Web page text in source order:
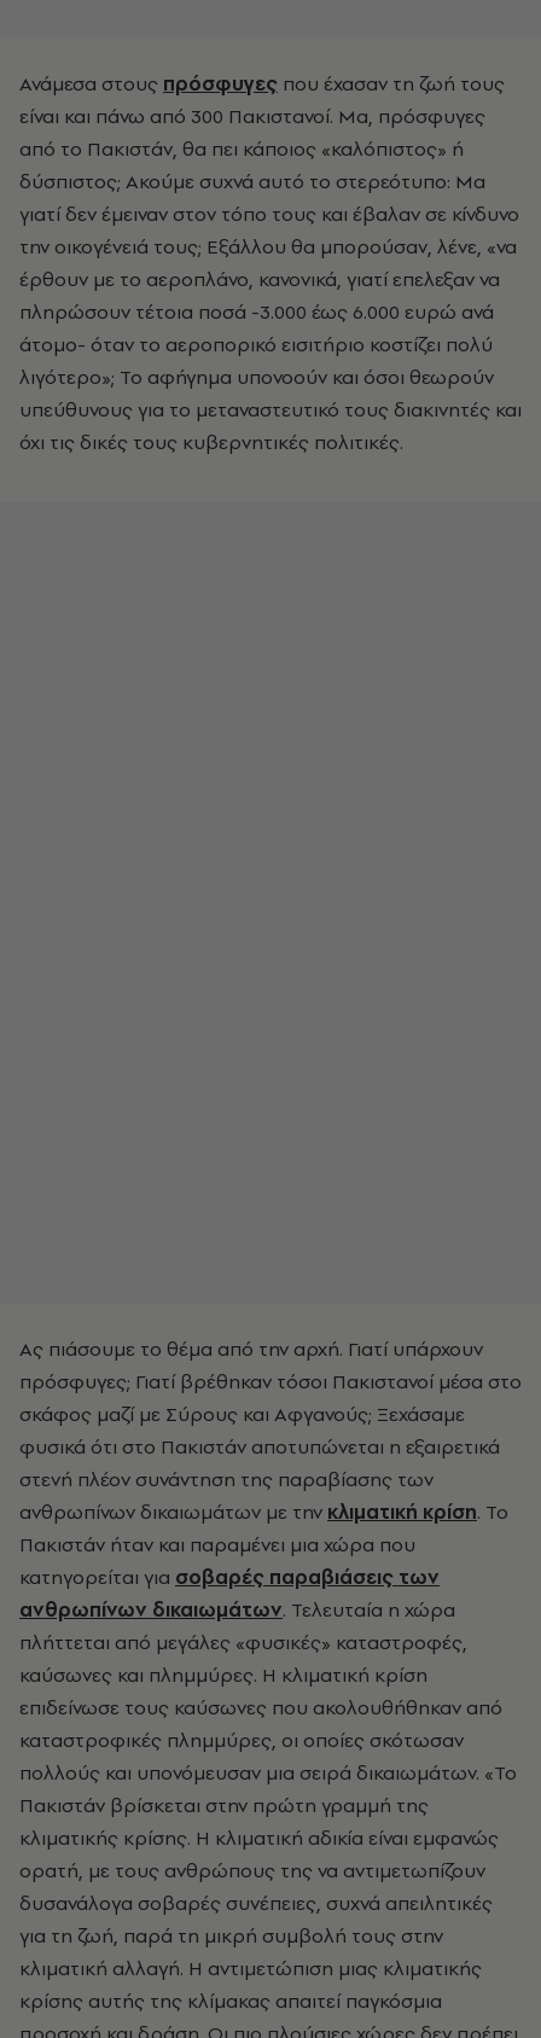
Ανάμεσα στους πρόσφυγες που έχασαν τη ζωή τους
είναι και πάνω από 300 Πακιστανοί. Μα, πρόσφυγες
από το Πακιστάν, θα πει κάποιος «καλόπιστος» ή
δύσπιστος; Ακούμε συχνά αυτό το στερεότυπο: Μα
γιατί δεν έμειναν στον τόπο τους και έβαλαν σε κίνδυνο
την οικογένειά τους; Εξάλλου θα μπορούσαν, λένε, «να
έρθουν με το αεροπλάνο, κανονικά, γιατί επελεξαν να
πληρώσουν τέτοια ποσά -3.000 έως 6.000 ευρώ ανά
άτομο- όταν το αεροπορικό εισιτήριο κοστίζει πολύ
λιγότερο»; Το αφήγημα υπονοούν και όσοι θεωρούν
υπεύθυνους για το μεταναστευτικό τους διακινητές και
όχι τις δικές τους κυβερνητικές πολιτικές.
Ας πιάσουμε το θέμα από την αρχή. Γιατί υπάρχουν
πρόσφυγες; Γιατί βρέθηκαν τόσοι Πακιστανοί μέσα στο
σκάφος μαζί με Σύρους και Αφγανούς; Ξεχάσαμε
φυσικά ότι στο Πακιστάν αποτυπώνεται η εξαιρετικά
στενή πλέον συνάντηση της παραβίασης των
ανθρωπίνων δικαιωμάτων με την κλιματική κρίση. Το
Πακιστάν ήταν και παραμένει μια χώρα που
κατηγορείται για σοβαρές παραβιάσεις των
ανθρωπίνων δικαιωμάτων. Τελευταία η χώρα
πλήττεται από μεγάλες «φυσικές» καταστροφές,
καύσωνες και πλημμύρες. Η κλιματική κρίση
επιδείνωσε τους καύσωνες που ακολουθήθηκαν από
καταστροφικές πλημμύρες, οι οποίες σκότωσαν
πολλούς και υπονόμευσαν μια σειρά δικαιωμάτων. «Το
Πακιστάν βρίσκεται στην πρώτη γραμμή της
κλιματικής κρίσης. Η κλιματική αδικία είναι εμφανώς
ορατή, με τους ανθρώπους της να αντιμετωπίζουν
δυσανάλογα σοβαρές συνέπειες, συχνά απειλητικές
για τη ζωή, παρά τη μικρή συμβολή τους στην
κλιματική αλλαγή. Η αντιμετώπιση μιας κλιματικής
κρίσης αυτής της κλίμακας απαιτεί παγκόσμια